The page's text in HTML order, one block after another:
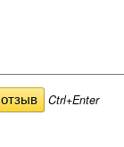
Ctrl+Enter